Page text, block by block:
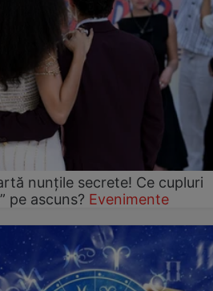
nunțile secrete! Ce cupluri
pe ascuns? Evenimente